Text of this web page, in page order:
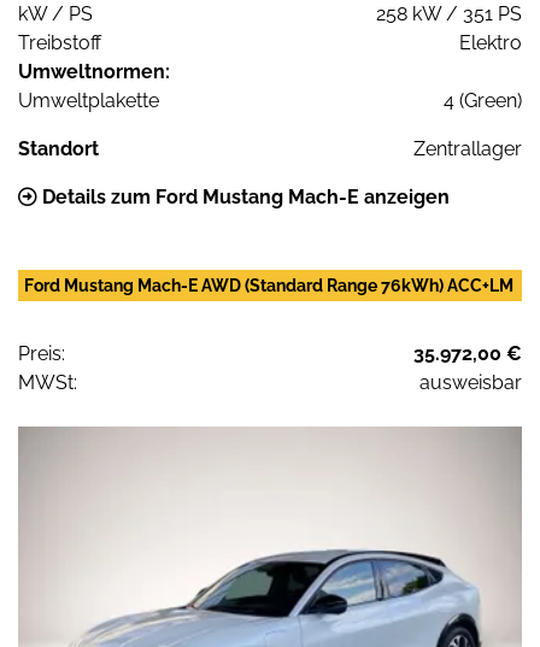
kW / PS
258 kW / 351 PS
Treibstoff
Elektro
Umweltnormen:
Umweltplakette
4 (Green)
Standort Zentrallager
Details zum Ford Mustang Mach-E anzeigen
Ford Mustang Mach-E AWD (Standard Range 76kWh) ACC+LM
Preis:
35.972,00 €
MWSt:
ausweisbar